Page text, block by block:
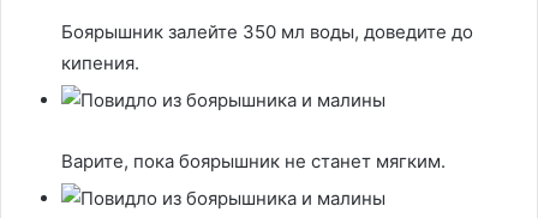
Боярышник залейте 350 мл воды, доведите до
кипения.
Варите, пока боярышник не станет мягким.